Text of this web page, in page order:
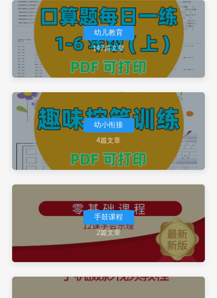
幼儿教育
147篇文章
幼小衔接
4篇文章
手鼓课程
2篇文章